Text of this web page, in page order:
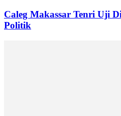
Caleg Makassar Tenri Uji
Politik